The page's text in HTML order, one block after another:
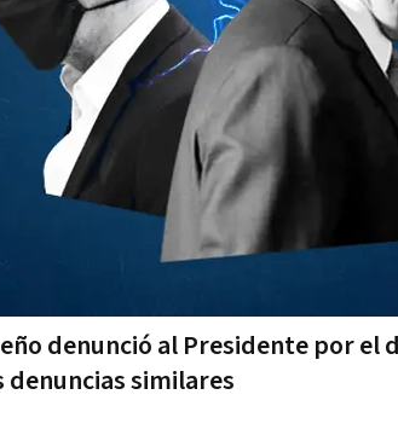
denunció al Presidente por el
denuncias similares